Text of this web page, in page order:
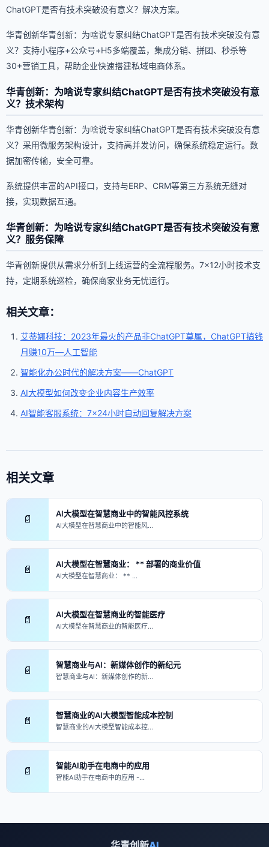
ChatGPT是否有技术突破没有意义？解决方案。
华青创新华青创新：为啥说专家纠结ChatGPT是否有技术突破没有意
义？支持小程序+公众号+H5多端覆盖，集成分销、拼团、秒杀等
30+营销工具，帮助企业快速搭建私域电商体系。
华青创新：为啥说专家纠结ChatGPT是否有技术突破没有意
义？技术架构
华青创新华青创新：为啥说专家纠结ChatGPT是否有技术突破没有意
义？采用微服务架构设计，支持高并发访问，确保系统稳定运行。数
据加密传输，安全可靠。
系统提供丰富的API接口，支持与ERP、CRM等第三方系统无缝对
接，实现数据互通。
华青创新：为啥说专家纠结ChatGPT是否有技术突破没有意
义？服务保障
华青创新提供从需求分析到上线运营的全流程服务。7×12小时技术支
持，定期系统巡检，确保商家业务无忧运行。
相关文章：
艾蒂娜科技：2023年最火的产品非ChatGPT莫属，ChatGPT搞钱
月赚10万—人工智能
智能化办公时代的解决方案——ChatGPT
AI大模型如何改变企业内容生产效率
AI智能客服系统：7×24小时自动回复解决方案
相关文章
📄 AI大模型在智慧商业中的智能风控系统
AI大模型在智慧商业中的智能风…
📄 AI大模型在智慧商业： ** 部署的商业价值
AI大模型在智慧商业： ** …
📄 AI大模型在智慧商业的智能医疗
AI大模型在智慧商业的智能医疗…
📄 智慧商业与AI：新媒体创作的新纪元
智慧商业与AI：新媒体创作的新…
📄 智慧商业的AI大模型智能成本控制
智慧商业的AI大模型智能成本控…
📄 智能AI助手在电商中的应用
智能AI助手在电商中的应用 -…